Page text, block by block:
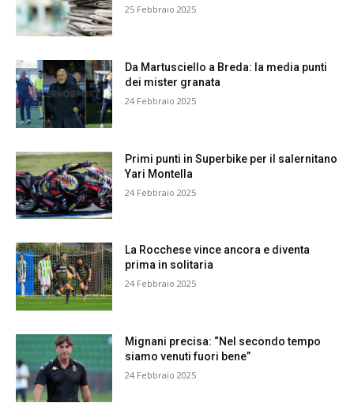
25 Febbraio 2025
Da Martusciello a Breda: la media punti
dei mister granata
24 Febbraio 2025
Primi punti in Superbike per il salernitano
Yari Montella
24 Febbraio 2025
La Rocchese vince ancora e diventa
prima in solitaria
24 Febbraio 2025
Mignani precisa: “Nel secondo tempo
siamo venuti fuori bene”
24 Febbraio 2025